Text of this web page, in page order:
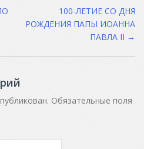
100-ЛЕТИЕ СО ДНЯ
РОЖДЕНИЯ ПАПЫ ИОАННА
ПАВЛА II →
Обязательные поля